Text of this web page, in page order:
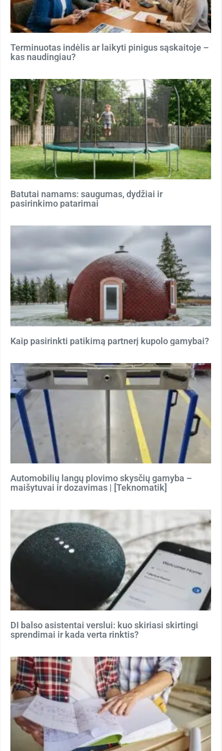
Terminuotas indėlis ar laikyti pinigus sąskaitoje –
kas naudingiau?
Batutai namams: saugumas, dydžiai ir
pasirinkimo patarimai
Kaip pasirinkti patikimą partnerį kupolo gamybai?
Automobilių langų plovimo skysčių gamyba –
maišytuvai ir dozavimas | [Teknomatik]
DI balso asistentai verslui: kuo skiriasi skirtingi
sprendimai ir kada verta rinktis?